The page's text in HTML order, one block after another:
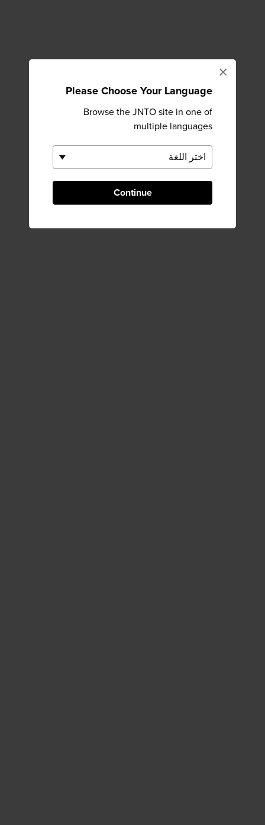
Please Choose Your Language
Browse the JNTO site in one of
multiple languages
Continue
×